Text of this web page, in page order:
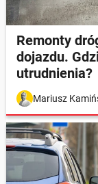
Remonty
dojazdu.
utrudnienia?
Mariusz